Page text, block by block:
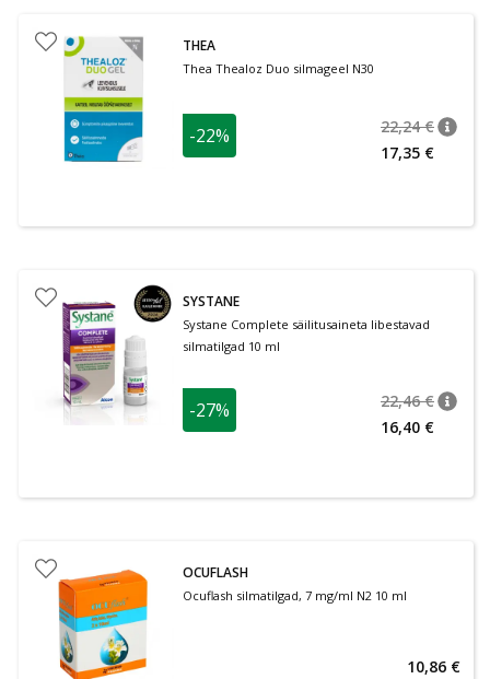
THEA
Thea Thealoz Duo silmageel N30
-22% 22,24 €
17,35 €
SYSTANE
Systane Complete säilitusaineta libestavad
silmatilgad 10 ml
-27% 22,46 €
16,40 €
OCUFLASH
Ocuflash silmatilgad, 7 mg/ml N2 10 ml
10,86 €